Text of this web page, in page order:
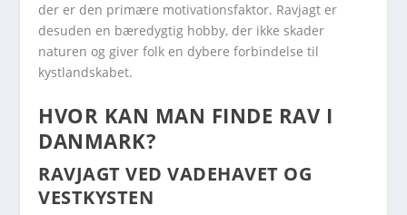
der er den primære motivationsfaktor. Ravjagt er
desuden en bæredygtig hobby, der ikke skader
naturen og giver folk en dybere forbindelse til
kystlandskabet.
HVOR KAN MAN FINDE RAV I
DANMARK?
RAVJAGT VED VADEHAVET OG
VESTKYSTEN